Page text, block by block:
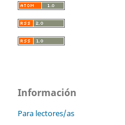
Información
Para lectores/as